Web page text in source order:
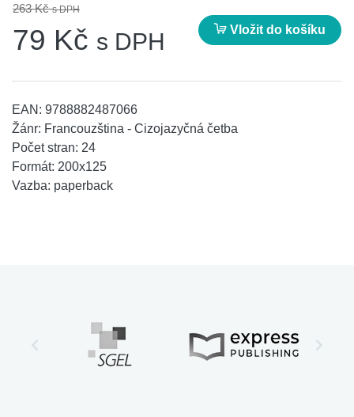
263 Kčs DPH
79 Kč s DPH Vložit do košíku
EAN: 9788882487066
Žánr: Francouzština - Cizojazyčná četba
Počet stran: 24
Formát: 200x125
Vazba: paperback